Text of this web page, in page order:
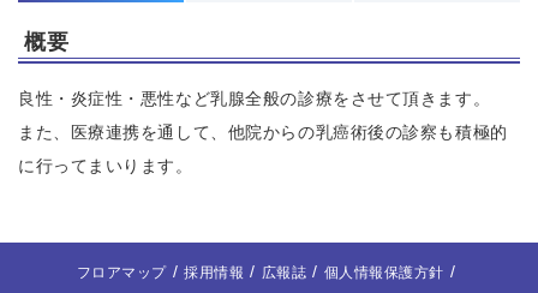
概要
良性・炎症性・悪性など乳腺全般の診療をさせて頂きます。
また、医療連携を通して、他院からの乳癌術後の診察も積極的
に行ってまいります。
フロアマップ 採用情報 広報誌
個人情報保護方針